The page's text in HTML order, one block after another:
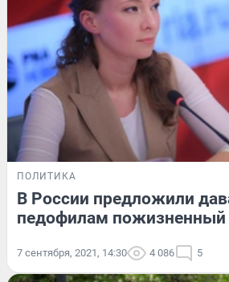
ПОЛИТИКА
В России предложили
педофилам пожизненный
7 сентября, 2021, 14:30 4 086 5